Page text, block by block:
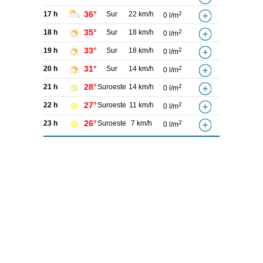
17 h 36° Sur 22 km/h 0 l/m2
18 h 35° Sur 18 km/h 0 l/m2
19 h 33° Sur 18 km/h 0 l/m2
20 h 31° Sur 14 km/h 0 l/m2
21 h 28°Suroeste 14 km/h 0 l/m2
22 h 27°Suroeste 11 km/h 0 l/m2
23 h 26°Suroeste 7 km/h 0 l/m2